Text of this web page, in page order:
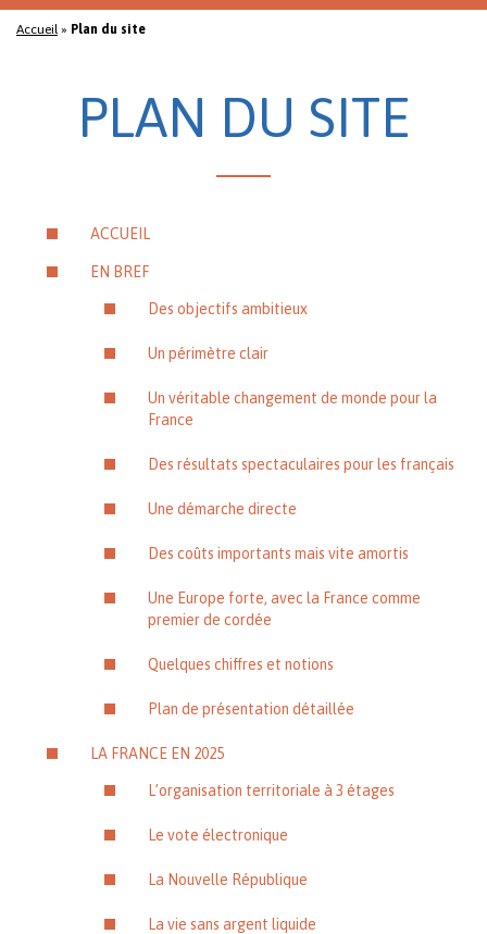
Accueil» Plan du site
PLAN DU SITE
ACCUEIL
EN BREF
Des objectifs ambitieux
Un périmètre clair
Un véritable changement de monde pour la
France
Des résultats spectaculaires pour les français
Une démarche directe
Des coûts importants mais vite amortis
Une Europe forte, avec la France comme
premier de cordée
Quelques chiffres et notions
Plan de présentation détaillée
LA FRANCE EN 2025
L’organisation territoriale à 3 étages
Le vote électronique
La Nouvelle République
La vie sans argent liquide